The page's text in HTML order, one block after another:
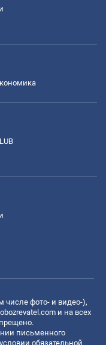
числе фото- и видео-),
и на всех
письменного
обязательной